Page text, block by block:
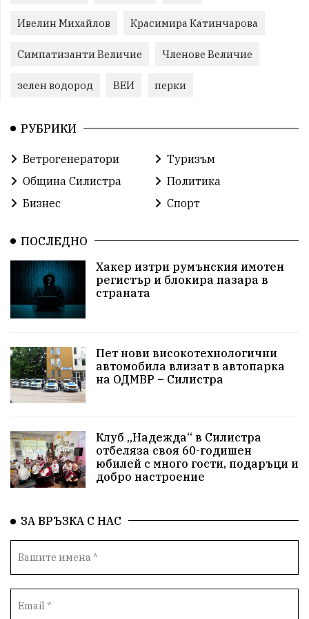
Ивелин Михайлов Красимира Катинчарова
Симпатизанти Величие Членове Величие
зелен водород ВЕИ перки
РУБРИКИ
Ветрогенератори
Туризъм
Община Силистра
Политика
Бизнес
Спорт
ПОСЛЕДНО
Хакер изтри румънския имотен
регистър и блокира пазара в
страната
Пет нови високотехнологични
автомобила влизат в автопарка
на ОДМВР – Силистра
Клуб „Надежда“ в Силистра
отбеляза своя 60-годишен
юбилей с много гости, подаръци и
добро настроение
ЗА ВРЪЗКА С НАС